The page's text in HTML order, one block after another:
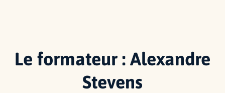
Le formateur : Alexandre
Stevens